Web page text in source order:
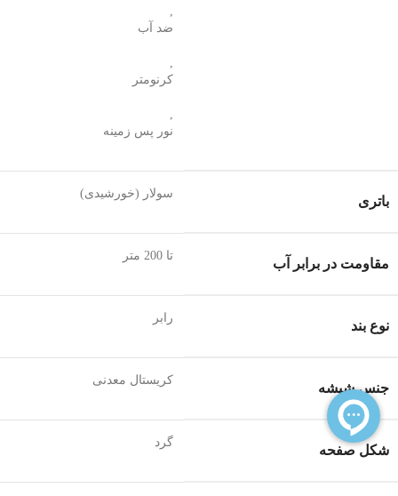
ضد آب
کرنومتر
نور پس زمینه
باتری
سولار (خورشیدی)
مقاومت در برابر آب
تا 200 متر
نوع بند
رابر
جنس شیشه
کریستال معدنی
شکل صفحه
گرد